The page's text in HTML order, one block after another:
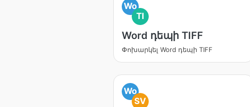
Wo
TI
Word դեպի TIFF
Փոխարկել Word դեպի TIFF
Wo
SV